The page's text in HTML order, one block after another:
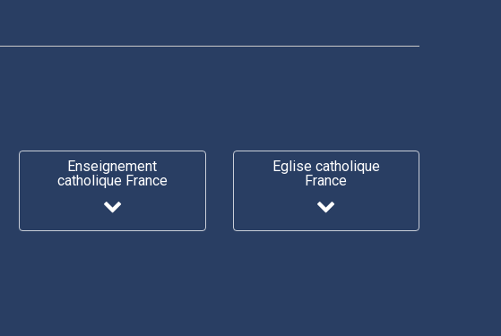
Enseignement
catholique France
Eglise catholique
France